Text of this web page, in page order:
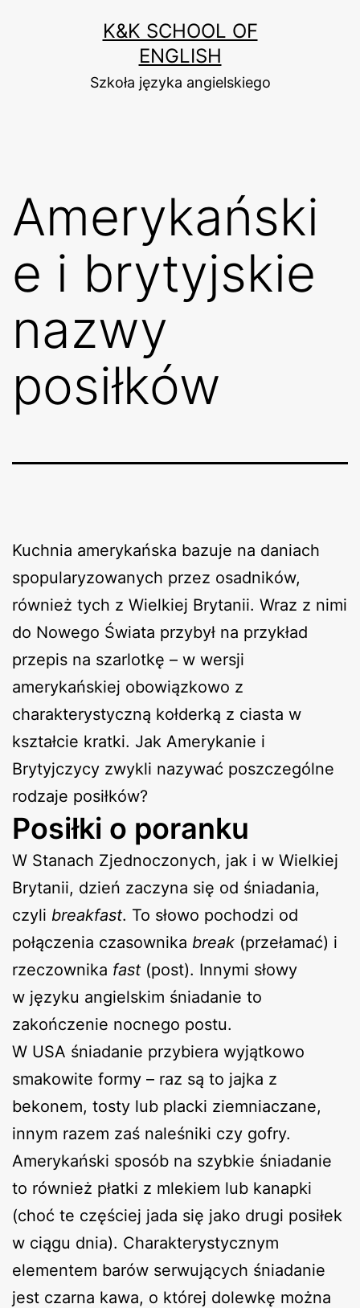
K&K SCHOOL OF
ENGLISH
Szkoła języka angielskiego
Amerykański
e i brytyjskie
nazwy
posiłków
Kuchnia amerykańska bazuje na daniach
spopularyzowanych przez osadników,
również tych z Wielkiej Brytanii. Wraz z nimi
do Nowego Świata przybył na przykład
przepis na szarlotkę – w wersji
amerykańskiej obowiązkowo z
charakterystyczną kołderką z ciasta w
kształcie kratki. Jak Amerykanie i
Brytyjczycy zwykli nazywać poszczególne
rodzaje posiłków?
Posiłki o poranku
W Stanach Zjednoczonych, jak i w Wielkiej
Brytanii, dzień zaczyna się od śniadania,
czyli breakfast. To słowo pochodzi od
połączenia czasownika break (przełamać) i
rzeczownika fast (post). Innymi słowy
w języku angielskim śniadanie to
zakończenie nocnego postu.
W USA śniadanie przybiera wyjątkowo
smakowite formy – raz są to jajka z
bekonem, tosty lub placki ziemniaczane,
innym razem zaś naleśniki czy gofry.
Amerykański sposób na szybkie śniadanie
to również płatki z mlekiem lub kanapki
(choć te częściej jada się jako drugi posiłek
w ciągu dnia). Charakterystycznym
elementem barów serwujących śniadanie
jest czarna kawa, o której dolewkę można